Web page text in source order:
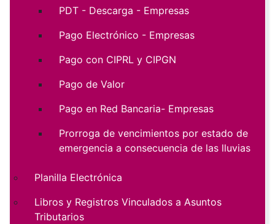
PDT - Descarga - Empresas
Pago Electrónico - Empresas
Pago con CIPRL y CIPGN
Pago de Valor
Pago en Red Bancaria- Empresas
Prorroga de vencimientos por estado de
emergencia a consecuencia de las lluvias
Planilla Electrónica
Libros y Registros Vinculados a Asuntos
Tributarios